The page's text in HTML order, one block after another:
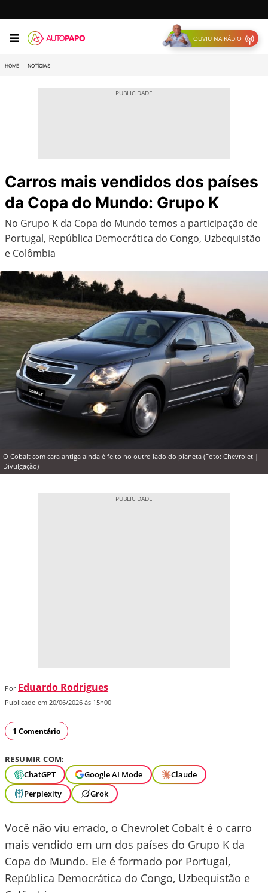
OUVIU NA RÁDIO
HOME NOTÍCIAS
Carros mais vendidos dos países
da Copa do Mundo: Grupo K
No Grupo K da Copa do Mundo temos a participação de
Portugal, República Democrática do Congo, Uzbequistão
e Colômbia
O Cobalt com cara antiga ainda é feito no outro lado do planeta (Foto: Chevrolet |
Divulgação)
Por Eduardo Rodrigues
Publicado em 20/06/2026 às 15h00
1 Comentário
RESUMIR COM:
ChatGPT
Google AI Mode
Claude
Perplexity
Grok
Você não viu errado, o Chevrolet Cobalt é o carro
mais vendido em um dos países do Grupo K da
Copa do Mundo. Ele é formado por Portugal,
República Democrática do Congo, Uzbequistão e